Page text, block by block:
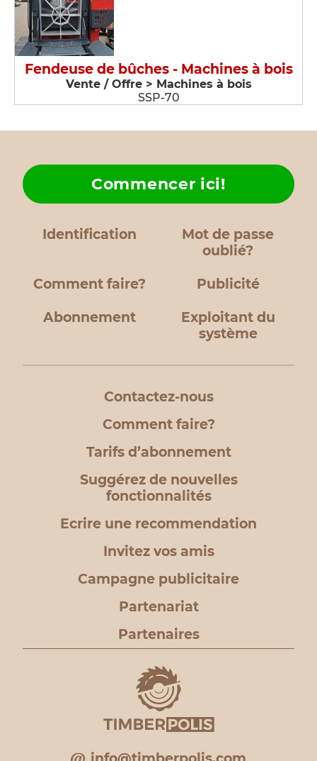
Fendeuse de bûches - Machines à bois
Vente / Offre > Machines à bois
SSP-70
Identification
Mot de passe
oublié?
Comment faire?
Commencer ici!
Publicité
Abonnement
Exploitant du
système
Contactez-nous
Comment faire?
Tarifs d’abonnement
Suggérez de nouvelles
fonctionnalités
Ecrire une recommendation
Invitez vos amis
Campagne publicitaire
Partenariat
Partenaires